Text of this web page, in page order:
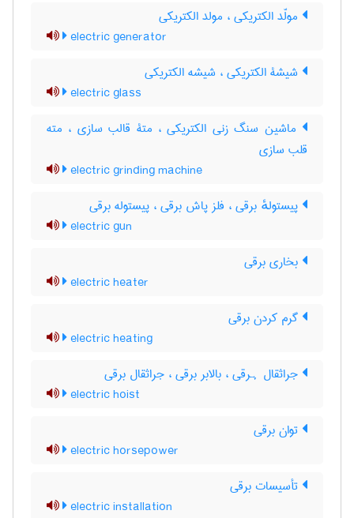
مولّد الکتریکی ، مولد الکتریکی
electric generator
شیشۀ الکتریکی ، شیشه الکتریکی
electric glass
ماشین سنگ زنی الکتریکی ، متۀ قالب سازی ، مته
قلب سازی
electric grinding machine
پیستولهٔ برقی ، فلز پاش برقی ، پیستوله برقی
electric gun
بخاری برقی
electric heater
گرم کردن برقی
electric heating
جراثقال ہرقی ، بالابر برقی ، جراثقال برقی
electric hoist
توان برقی
electric horsepower
تأسیسات برقی
electric installation